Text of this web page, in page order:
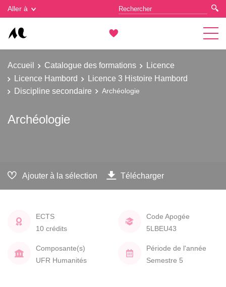
Aller à
Accueil Catalogue des formations
Licence
Licence Hambord
Licence 3 Histoire Hambord
Discipline secondaire
Archéologie
Archéologie
Ajouter à la sélection Télécharger
ECTS
10 crédits
Code Apogée
5LBEU43
Composante(s)
UFR Humanités
Période de l'année
Semestre 5
Gestion des cookies